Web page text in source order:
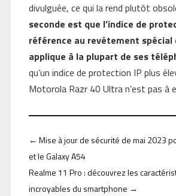
divulguée, ce qui la rend plutôt
seconde est que l’indice de
référence au revêtement spécial
applique à la plupart de ses
qu’un indice de protection IP plus
Motorola Razr 40 Ultra n’est pas à
← Mise à jour de sécurité de mai 2023
et le Galaxy A54
Realme 11 Pro : découvrez les
incroyables du smartphone →